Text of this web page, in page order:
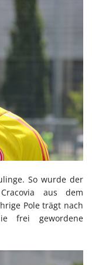
So wurde der
aus dem
Pole trägt nach
frei gewordene